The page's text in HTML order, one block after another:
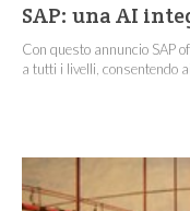
SAP: una AI
Con questo annuncio SAP
a tutti i livelli, consentendo ai